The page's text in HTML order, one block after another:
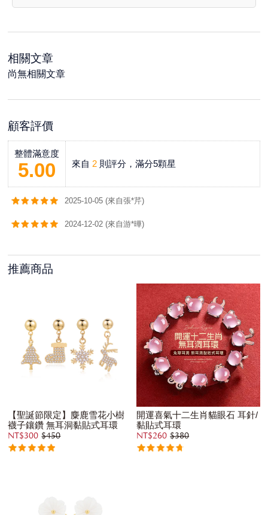
相關文章
尚無相關文章
顧客評價
整體滿意度
5.00 來自 2 則評分，滿分5顆星
2025-10-05 (來自張*芹)
2024-12-02 (來自游*曄)
推薦商品
【聖誕節限定】麋鹿雪花小樹
襪子鑲鑽 無耳洞黏貼式耳環
NT$300 $450
開運喜氣十二生肖貓眼石 耳針/
黏貼式耳環
NT$260 $380